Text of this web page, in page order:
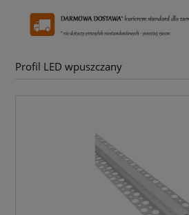
Profil LED wpuszczany